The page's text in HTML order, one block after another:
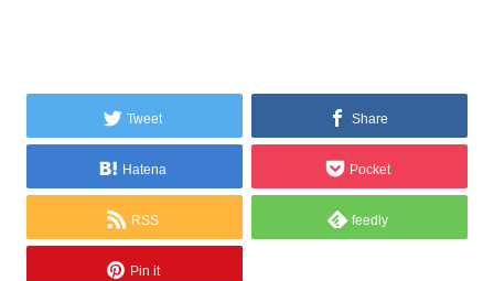
Tweet Share
Hatena Pocket
RSS feedly
Pin it